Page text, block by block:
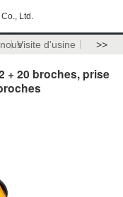
Ltd.
Visite d'usine >>
+ 20 broches, prise